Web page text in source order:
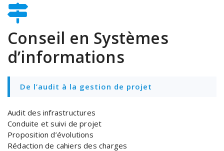
Conseil en Systèmes
d’informations
De l’audit à la gestion de projet
Audit des infrastructures
Conduite et suivi de projet
Proposition d’évolutions
Rédaction de cahiers des charges